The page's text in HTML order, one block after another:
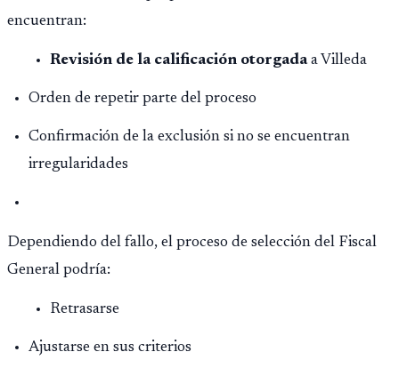
encuentran:
Revisión de la calificación otorgadaa Villeda
Orden de repetir parte del proceso
Confirmación de la exclusión si no se encuentran
irregularidades
Dependiendo del fallo, el proceso de selección del Fiscal
General podría:
Retrasarse
Ajustarse en sus criterios